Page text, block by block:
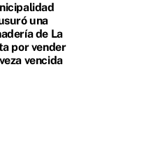
una
de La
por vender
vencida